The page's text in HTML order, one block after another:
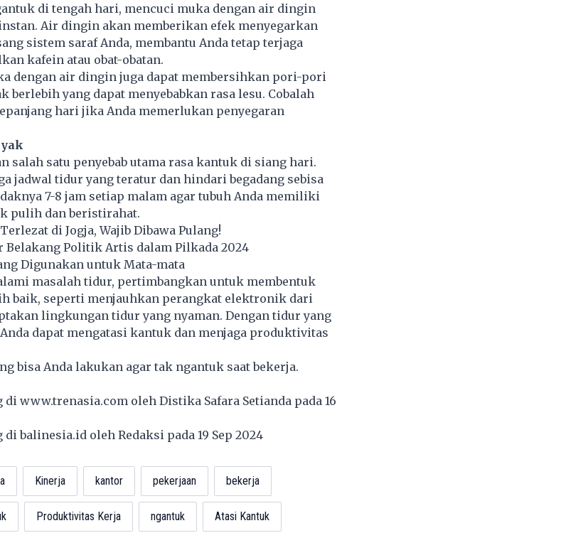
di tengah hari, mencuci muka dengan air dingin
Air dingin akan memberikan efek menyegarkan
sistem saraf Anda, membantu Anda tetap terjaga
kafein atau obat-obatan.
dengan air dingin juga dapat membersihkan pori-pori
berlebih yang dapat menyebabkan rasa lesu. Cobalah
hari jika Anda memerlukan penyegaran
salah satu penyebab utama rasa kantuk di siang hari.
jadwaltidur yang teratur dan hindari begadang sebisa
7-8 jam setiap malam agar tubuh Anda memiliki
pulih dan beristirahat.
di Jogja, Wajib Dibawa Pulang!
Belakang Politik Artis dalam Pilkada 2024
Digunakan untuk Mata-mata
masalah tidur, pertimbangkan untuk membentuk
baik, seperti menjauhkan perangkat elektronik dari
lingkungan tidur yang nyaman. Dengan tidur yang
dapat mengatasi kantuk dan menjaga produktivitas
bisa Anda lakukan agar tak ngantuk saat bekerja.
diwww.trenasia.comoleh Distika Safara Setianda pada 16
dibalinesia.idoleh Redaksi pada 19 Sep 2024
Kinerja kantor pekerjaan bekerja
Produktivitas Kerja ngantuk Atasi Kantuk